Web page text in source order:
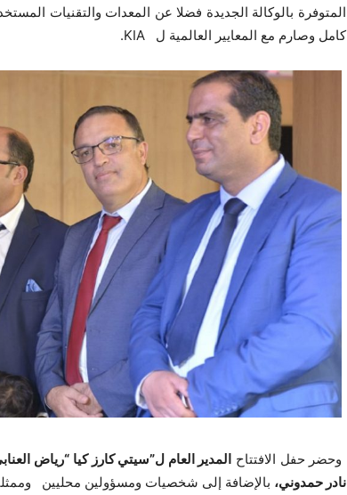
المتوفرة بالوكالة الجديدة فضلا عن المعدات والتقنيات
كامل وصارم مع المعايير العالمية ل KIA.
وحضر حفل الافتتاح المدير العام ل”سيتي كارز كيا “رياض
نادر حمدوني، بالإضافة إلى شخصيات ومسؤولين محليين